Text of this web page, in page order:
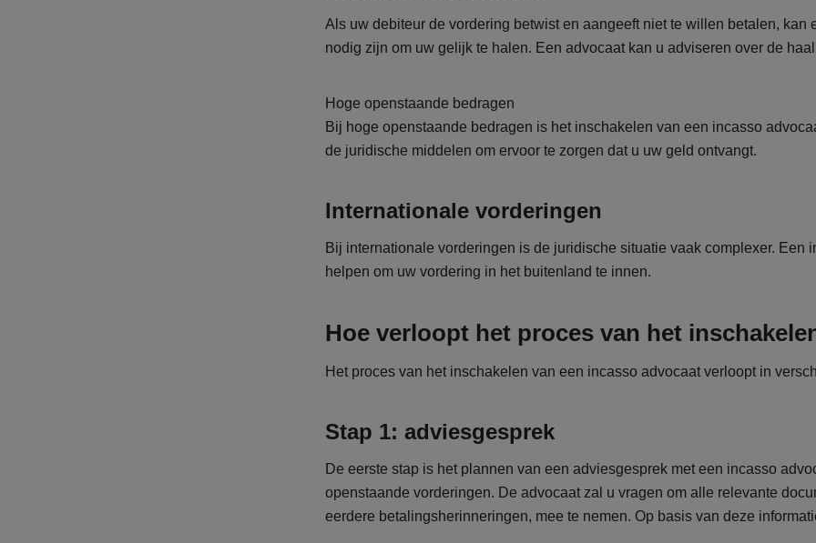
Als uw debiteur de vordering betwist en aangeeft niet te willen betalen,
nodig zijn om uw gelijk te halen. Een advocaat kan u adviseren over de
Hoge openstaande bedragen
Bij hoge openstaande bedragen is het inschakelen van een incasso
de juridische middelen om ervoor te zorgen dat u uw geld ontvangt.
Internationale vorderingen
Bij internationale vorderingen is de juridische situatie vaak complexer.
helpen om uw vordering in het buitenland te innen.
Hoe verloopt het proces van het
Het proces van het inschakelen van een incasso advocaat verloopt in
Stap 1: adviesgesprek
De eerste stap is het plannen van een adviesgesprek met een incasso
openstaande vorderingen. De advocaat zal u vragen om alle relevante
eerdere betalingsherinneringen, mee te nemen. Op basis van deze